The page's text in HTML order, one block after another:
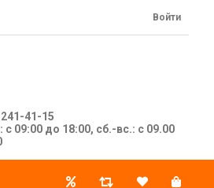
41-15
с 09:00 до 18:00, сб.-вс.: с 09.00
Войти